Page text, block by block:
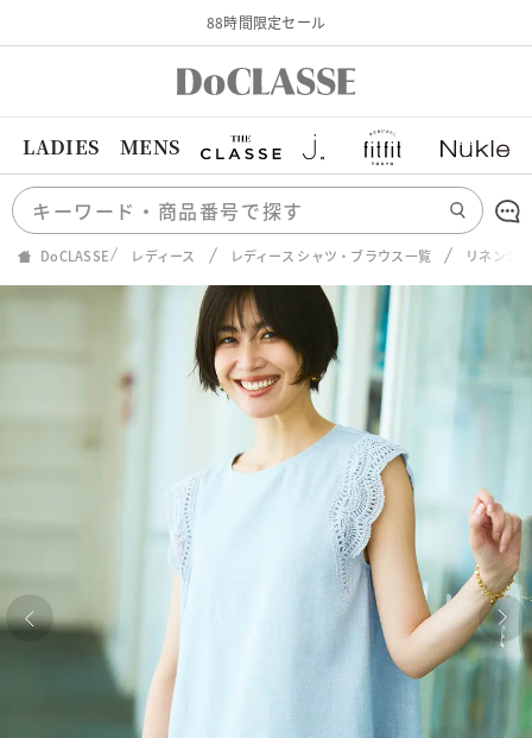
88時間限定セール
LADIES MENS
DoCLASSE レディース レディース シャツ・ブラウス一覧 リネン混